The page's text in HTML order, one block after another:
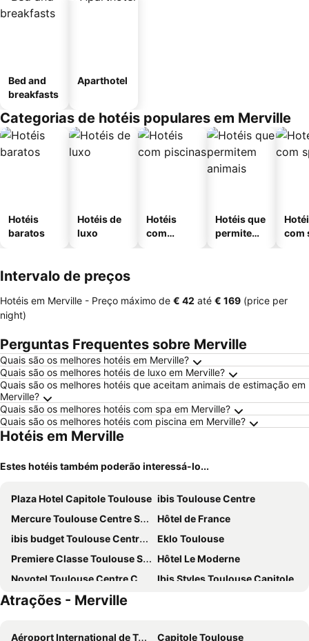
Bed and
breakfasts
Aparthotel
Categorias de hotéis populares em Merville
Hotéis
baratos
Hotéis de
luxo
Hotéis
com
Hotéis que
permitem
com
Intervalo de preços
Hotéis em Merville - Preço máximo de ‎€ 42 até ‎€ 169 (price per
night)
Perguntas Frequentes sobre Merville
Quais são os melhores hotéis em Merville?
Quais são os melhores hotéis de luxo em Merville?
Quais são os melhores hotéis que aceitam animais de estimação em
Merville?
Quais são os melhores hotéis com spa em Merville?
Quais são os melhores hotéis com piscina em Merville?
Hotéis em Merville
Estes hotéis também poderão interessá-lo...
Plaza Hotel Capitole Toulouse ibis Toulouse Centre
Mercure Toulouse Centre Saint-Georges Hotel
Hôtel de France
ibis budget Toulouse Centre Gare
Eklo Toulouse
Premiere Classe Toulouse Sesquières
Hôtel Le Moderne
Novotel Toulouse Centre Compans Caffarelli
Ibis Styles Toulouse Capitole
Quality Hotel Toulouse Centre
Novotel Toulouse Centre Wilson
Hôtel Riquet
Atrações - Merville
Aéroport International de Toulouse Blagnac
Capitole Toulouse